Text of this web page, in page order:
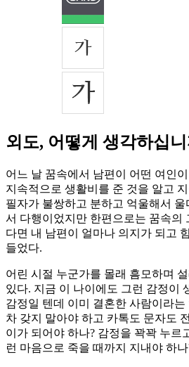
외도, 어떻게 생각하십
어느 날 꿈속에서 남편이 어떤 여인
지속적으로 생활비를 준 것을 알고
필자가 불쌍하고 분하고 억울해서
서 다행이었지만 한편으로는 꿈속의
다면 내 남편이 얼마나 의지가 되고
들었다.
어린 시절 누군가를 몰래 흠모하며
있다. 지금 이 나이에도 그런 감정이
감정일 텐데 이미 결혼한 사람이라
차 갖지 말아야 하고 카톡도 문자도
이가 되어야 하나? 감정을 꽉꽉 누르
런 마음으로 죽을 때까지 지내야 하나